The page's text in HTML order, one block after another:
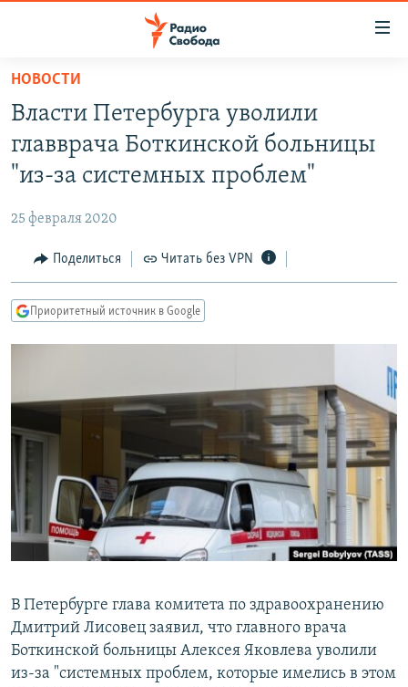
упрощенного
доступа
основному
Вернутся
Вернутся
АВТОРСКИЕ ПРОЕКТЫ
МНЕНИЯ
КУЛЬТУРА
КАВКАЗ.РЕАЛИИ
СИБИРЬ.РЕАЛИИ
РАСПИСАНИЕ ВЕЩАНИЯ
ПОДПИШИТЕСЬ НА РАССЫЛКУ
СОЦИАЛЬНЫЕ СЕТИ
Все сайты РСЕ/РС
НОВОСТИ
Власти Петербурга уволили
главврача Боткинской больницы
"из-за системных проблем"
25 февраля 2020
Поделиться Читать без VPN
Приоритетный источник в Google
В Петербурге глава комитета по здравоохранению
Дмитрий Лисовец заявил, что главного врача
Боткинской больницы Алексея Яковлева уволили
из-за "системных проблем, которые имелись в этом